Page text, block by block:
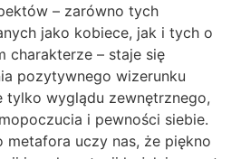
– zarówno tych
jako kobiece, jak i tych o
charakterze – staje się
pozytywnego wizerunku
tylko wyglądu zewnętrznego,
i pewności siebie.
uczy nas, że piękno